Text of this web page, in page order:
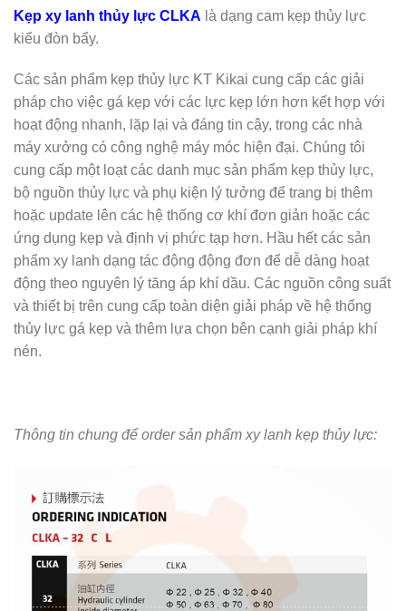
Kẹp xy lanh thủy lực CLKA là dạng cam kẹp thủy lực
kiểu đòn bẩy.
Các sản phẩm kẹp thủy lực KT Kikai cung cấp các giải
pháp cho việc gá kẹp với các lực kẹp lớn hơn kết hợp với
hoạt động nhanh, lặp lại và đáng tin cậy, trong các nhà
máy xưởng có công nghệ máy móc hiện đại. Chúng tôi
cung cấp một loạt các danh mục sản phẩm kẹp thủy lực,
bộ nguồn thủy lực và phụ kiện lý tưởng để trang bị thêm
hoặc update lên các hệ thống cơ khí đơn giản hoặc các
ứng dụng kẹp và định vị phức tạp hơn. Hầu hết các sản
phẩm xy lanh dạng tác động động đơn để dễ dàng hoạt
động theo nguyên lý tăng áp khí dầu. Các nguồn công suất
và thiết bị trên cung cấp toàn diện giải pháp về hệ thống
thủy lực gá kẹp và thêm lựa chọn bên cạnh giải pháp khí
nén.
Thông tin chung để order sản phẩm xy lanh kẹp thủy lực: